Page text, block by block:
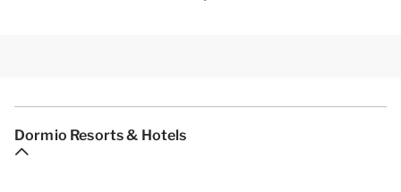
Dormio Resorts & Hotels